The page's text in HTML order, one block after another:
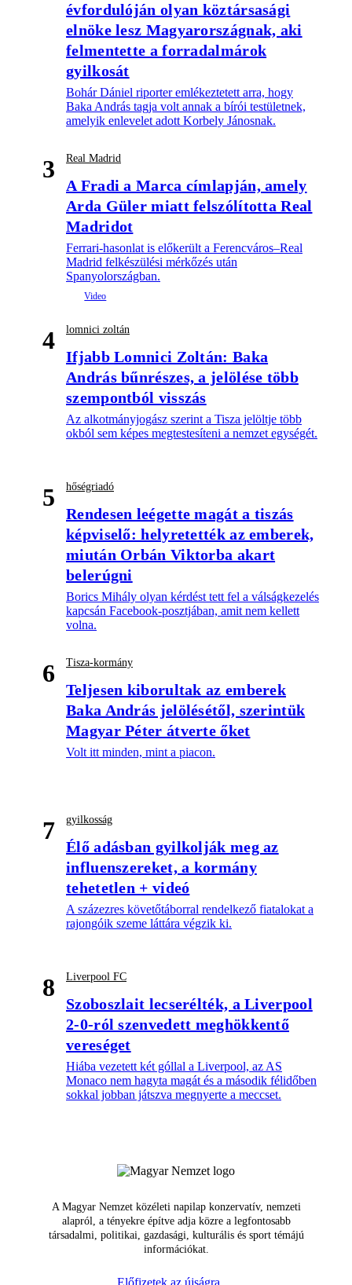
évfordulóján olyan köztársasági
elnöke lesz Magyarországnak, aki
felmentette a forradalmárok
gyilkosát
Bohár Dániel riporter emlékeztetett arra, hogy
Baka András tagja volt annak a bírói testületnek,
amelyik enlevelet adott Korbely Jánosnak.
3 Real Madrid
A Fradi a Marca címlapján, amely
Arda Güler miatt felszólította Real
Madridot
Ferrari-hasonlat is előkerült a Ferencváros–Real
Madrid felkészülési mérkőzés után
Spanyolországban.
4 lomnici zoltán
Ifjabb Lomnici Zoltán: Baka
András bűnrészes, a jelölése több
szempontból visszás
Az alkotmányjogász szerint a Tisza jelöltje több
okból sem képes megtestesíteni a nemzet egységét.
5 hőségriadó
Rendesen leégette magát a tiszás
képviselő: helyretették az emberek,
miután Orbán Viktorba akart
belerúgni
Borics Mihály olyan kérdést tett fel a válságkezelés
kapcsán Facebook-posztjában, amit nem kellett
volna.
6 Tisza-kormány
Teljesen kiborultak az emberek
Baka András jelölésétől, szerintük
Magyar Péter átverte őket
Volt itt minden, mint a piacon.
7 gyilkosság
Élő adásban gyilkolják meg az
influenszereket, a kormány
tehetetlen + videó
A százezres követőtáborral rendelkező fiatalokat a
rajongóik szeme láttára végzik ki.
8 Liverpool FC
Szoboszlait lecserélték, a Liverpool
2-0-ról szenvedett meghökkentő
vereséget
Hiába vezetett két góllal a Liverpool, az AS
Monaco nem hagyta magát és a második félidőben
sokkal jobban játszva megnyerte a meccset.
A Magyar Nemzet közéleti napilap konzervatív, nemzeti
alapról, a tényekre építve adja közre a legfontosabb
társadalmi, politikai, gazdasági, kulturális és sport témájú
információkat.